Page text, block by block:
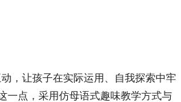
，让孩子在实际运用、自我探索中牢
一点，采用仿母语式趣味教学方式与